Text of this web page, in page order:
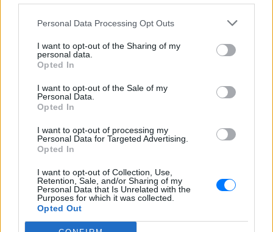
Personal Data Processing Opt Outs
I want to opt-out of the Sharing of my
personal data.
Opted In
I want to opt-out of the Sale of my
Personal Data.
Opted In
I want to opt-out of processing my
Personal Data for Targeted Advertising.
Opted In
I want to opt-out of Collection, Use,
Retention, Sale, and/or Sharing of my
Personal Data that Is Unrelated with the
Purposes for which it was collected.
Opted Out
- Έχουν πεθάνει και έξι λυκόπουλα
Για πάντα στη Ρεάλ Μαδρίτης ο
Βραζιλιάνος
Βραζιλιάνος είναι έτοιμος να αποδεχτεί
την πρόταση της Ρεάλ
εστιατόρια, παμπ και θέατρα
στη Βρετανία τα απαγορεύουν
ΣΉΜΕΡΑ
αλυσίδα Wetherspoons και τον όμιλο ATG